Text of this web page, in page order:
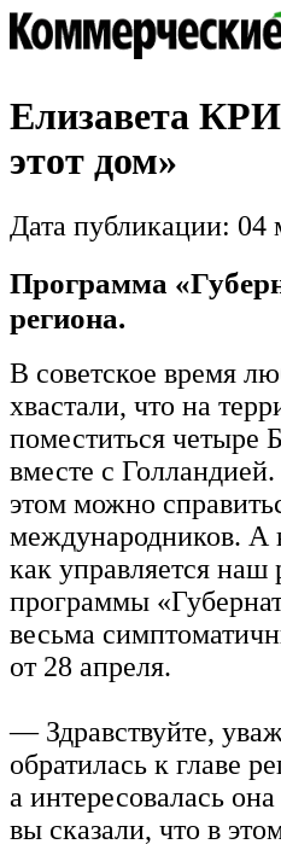
Елизавета
этот дом»
Дата публикации: 04
Программа
региона.
В советское время
хвастали, что на
поместиться
вместе с
этом можно
международников. А
как управляется
программы
весьма
от 28 апреля.
— Здравствуйте,
обратилась к главе
а интересовалась
вы сказали, что в